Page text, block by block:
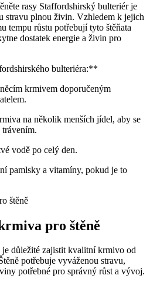
rasy Staffordshirský bulteriér je
stravu plnou živin. Vzhledem k jejich
tempu růstu potřebují tyto štěňata
dostatek energie a živin pro
bulteriéra:**
krmivem doporučeným
na několik menších jídel, aby se
vodě po celý den.
pamlsky a vitamíny, pokud je to
pro štěně
je důležité zajistit kvalitní krmivo od
potřebuje vyváženou stravu,
potřebné pro správný růst a vývoj.